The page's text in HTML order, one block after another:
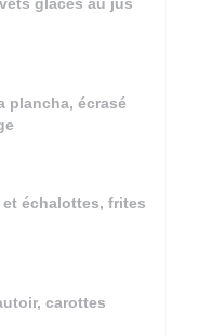
plancha, écrasé
échalottes, frites
carottes